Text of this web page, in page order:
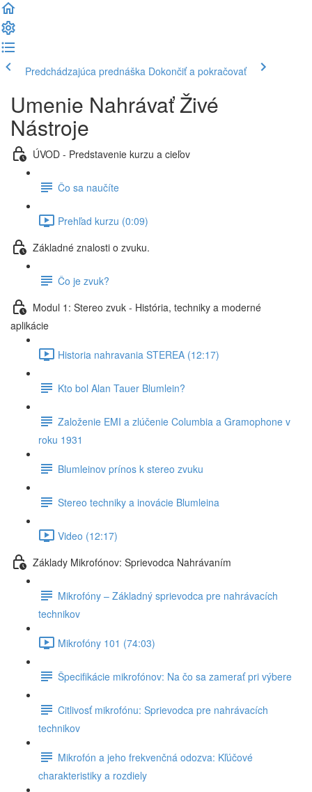
Predchádzajúca prednáška Dokončiť a pokračovať
Umenie Nahrávať Živé
Nástroje
ÚVOD - Predstavenie kurzu a cieľov
Čo sa naučíte
Prehľad kurzu (0:09)
Základné znalosti o zvuku.
Čo je zvuk?
Modul 1: Stereo zvuk - História, techniky a moderné
aplikácie
Historia nahravania STEREA (12:17)
Kto bol Alan Tauer Blumlein?
Založenie EMI a zlúčenie Columbia a Gramophone v
roku 1931
Blumleinov prínos k stereo zvuku
Stereo techniky a inovácie Blumleina
Video (12:17)
Základy Mikrofónov: Sprievodca Nahrávaním
Mikrofóny – Základný sprievodca pre nahrávacích
technikov
Mikrofóny 101 (74:03)
Špecifikácie mikrofónov: Na čo sa zamerať pri výbere
Citlivosť mikrofónu: Sprievodca pre nahrávacích
technikov
Mikrofón a jeho frekvenčná odozva: Kľúčové
charakteristiky a rozdiely